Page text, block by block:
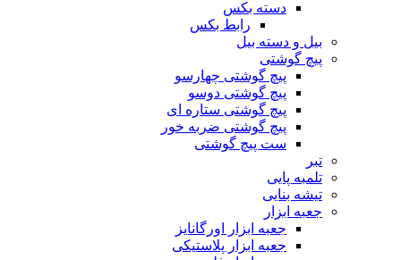
دسته بکس
رابط بکس
بیل و دسته بیل
پیچ گوشتی
پیچ گوشتی چهارسو
پیچ گوشتی دوسو
پیچ گوشتی ستاره‌ ای
پیچ گوشتی ضربه خور
ست پیچ گوشتی
تبر
تلمبه پایی
تیشه بنایی
جعبه ابزار
جعبه ابزار اورگانایز
جعبه ابزار پلاستیکی